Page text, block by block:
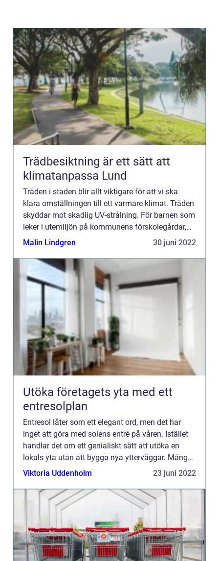
Trädbesiktning är ett sätt att
klimatanpassa Lund
Träden i staden blir allt viktigare för att vi ska
klara omställningen till ett varmare klimat. Träden
skyddar mot skadlig UV-strålning. För barnen som
leker i utemiljön på kommunens förskolegårdar,
lekplatser och skolgårdar är skyddet superviktigt.
Malin Lindgren 30 juni 2022
Utöka företagets yta med ett
entresolplan
Entresol låter som ett elegant ord, men det har
inget att göra med solens entré på våren. Istället
handlar det om ett genialiskt sätt att utöka en
lokals yta utan att bygga nya ytterväggar. Många
fabrikslokaler kan ha onödigt högt i tak. Om
Viktoria Uddenholm 23 juni 2022